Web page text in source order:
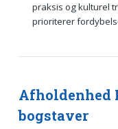
praksis og kulturel
prioriterer
Afholdenhed
bogstaver